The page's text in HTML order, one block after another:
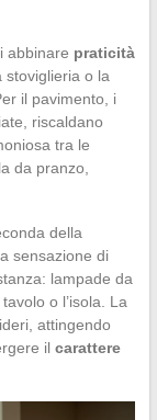
abbinare praticità
stoviglieria o la
il pavimento, i
riscaldano
tra le
da pranzo,
della
sensazione di
lampade da
o l’isola. La
attingendo
il carattere